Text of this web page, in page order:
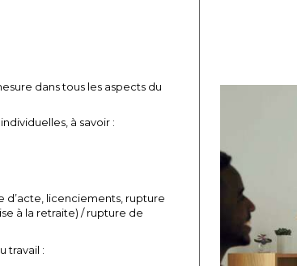
dans tous les aspects du
à savoir :
d’acte, licenciements, rupture
à la retraite) / rupture de
travail :